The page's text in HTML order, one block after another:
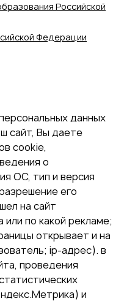
Российской
Федерации
данных
сайт, Вы даете
cookie,
о
ОС, тип и версия
его
на сайт
или по какой рекламе;
открывает и на
ip-адрес). в
проведения
и